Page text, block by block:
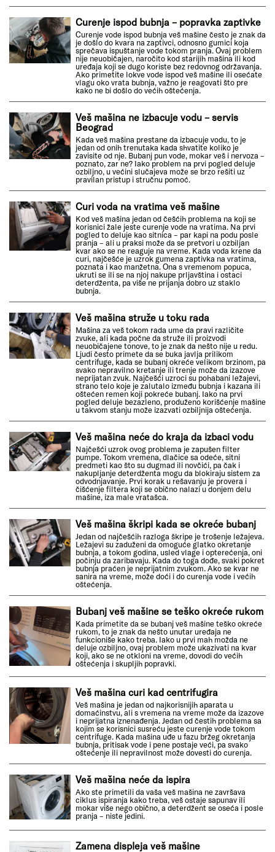
Curenje ispod bubnja – popravka zaptivke
Curenje vode ispod bubnja veš mašine često je znak da
je došlo do kvara na zaptivci, odnosno gumici koja
sprečava ispuštanje vode tokom pranja. Ovaj problem
nije neuobičajen, naročito kod starijih mašina ili kod
uređaja koji se dugo koriste bez redovnog održavanja.
Ako primetite lokve vode ispod veš mašine ili osećate
vlagu oko vrata bubnja, važno je reagovati što pre
kako ne bi došlo do većih oštećenja.
Veš mašina ne izbacuje vodu – servis
Beograd
Kada veš mašina prestane da izbacuje vodu, to je
jedan od onih trenutaka kada shvatite koliko je
zavisite od nje. Bubanj pun vode, mokar veš i nervoza –
poznato, zar ne? Iako problem na prvi pogled deluje
ozbiljno, u većini slučajeva može se brzo rešiti uz
pravilan pristup i stručnu pomoć.
Curi voda na vratima veš mašine
Kod veš mašina jedan od češćih problema na koji se
korisnici žale jeste curenje vode na vratima. Na prvi
pogled to deluje kao sitnica – par kapi na podu posle
pranja – ali u praksi može da se pretvori u ozbiljan
kvar ako se ne reaguje na vreme. Kada voda krene da
curi, najčešće je uzrok gumena zaptivka na vratima,
poznata i kao manžetna. Ona s vremenom popuca,
ukruti se ili se na njoj nakupe prljavština i ostaci
deterdženta, pa više ne prijanja dobro uz staklo
bubnja.
Veš mašina struže u toku rada
Mašina za veš tokom rada ume da pravi različite
zvuke, ali kada počne da struže ili proizvodi
neuobičajene tonove, to je znak da nešto nije u redu.
Ljudi često primete da se buka javlja prilikom
centrifuge, kada se bubanj okreće velikom brzinom, pa
svako nepravilno kretanje ili trenje može da izazove
neprijatan zvuk. Najčešći uzroci su pohabani ležajevi,
strano telo koje je zalutalo između bubnja i kazana ili
oštećen remen koji pokreće bubanj. Iako na prvi
pogled deluje bezazleno, produženo korišćenje mašine
u takvom stanju može izazvati ozbiljnija oštećenja.
Veš mašina neće do kraja da izbaci vodu
Najčešći uzrok ovog problema je zapušen filter
pumpe. Tokom vremena, dlačice sa odeće, sitni
predmeti kao što su dugmad ili novčići, pa čak i
nakupljanje deterdženta mogu da blokiraju sistem za
odvodnjavanje. Prvi korak u rešavanju je provera i
čišćenje filtera koji se obično nalazi u donjem delu
mašine, iza male vratašca.
Veš mašina škripi kada se okreće bubanj
Jedan od najčešćih razloga škripe je trošenje ležajeva.
Ležajevi su zaduženi da omoguće glatko okretanje
bubnja, a tokom godina, usled vlage i opterećenja, oni
počinju da zaribavaju. Kada do toga dođe, svaki pokret
bubnja praćen je neprijatnim zvukom. Ako se kvar ne
sanira na vreme, može doći i do curenja vode i većih
oštećenja.
Bubanj veš mašine se teško okreće rukom
Kada primetite da se bubanj veš mašine teško okreće
rukom, to je znak da nešto unutar uređaja ne
funkcioniše kako treba. Iako u prvi mah možda ne
deluje ozbiljno, ovaj problem može ukazivati na kvar
koji, ako se ne otkloni na vreme, dovodi do većih
oštećenja i skupljih popravki.
Veš mašina curi kad centrifugira
Veš mašina je jedan od najkorisnijih aparata u
domaćinstvu, ali s vremena na vreme može da izazove
i neprijatna iznenađenja. Jedan od čestih problema sa
kojim se korisnici susreću jeste curenje vode tokom
centrifuge. Kada mašina uđe u fazu bržeg okretanja
bubnja, pritisak vode i pene postaje veći, pa svako
oštećenje ili nepravilnost može dovesti do curenja.
Veš mašina neće da ispira
Ako ste primetili da vaša veš mašina ne završava
ciklus ispiranja kako treba, veš ostaje sapunav ili
mokar više nego obično, a deterdžent se oseća i posle
pranja – niste jedini.
Zamena displeja veš mašine